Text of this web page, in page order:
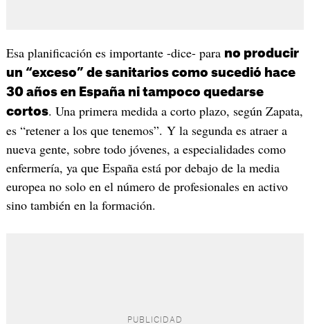
Esa planificación es importante -dice- para no producir
un “exceso” de sanitarios como sucedió hace
30 años en España ni tampoco quedarse
cortos. Una primera medida a corto plazo, según Zapata,
es “retener a los que tenemos”. Y la segunda es atraer a
nueva gente, sobre todo jóvenes, a especialidades como
enfermería, ya que España está por debajo de la media
europea no solo en el número de profesionales en activo
sino también en la formación.